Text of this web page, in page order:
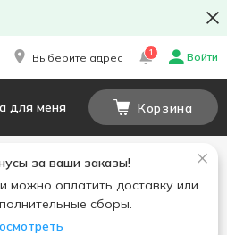
Выберите адрес 1 Войти
для меня Корзина
за ваши заказы!
можно оплатить доставку или
сборы.
Топленое молоко